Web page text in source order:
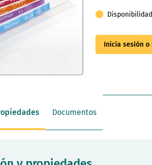
Inicia sesión
Documentos